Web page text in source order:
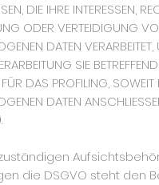
DIE IHRE INTERESSEN,
ODER VERTEIDIGUNG
DATEN
SIE
DAS PROFILING,
DATEN
die DSGVO steht